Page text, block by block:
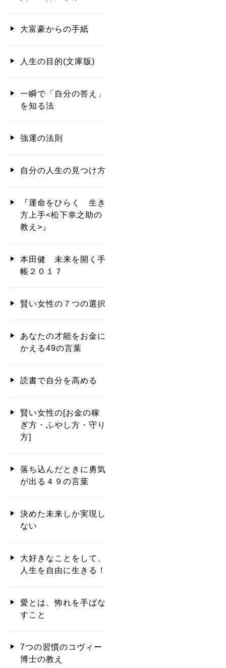
大富豪からの手紙
人生の目的(文庫版)
一瞬で「自分の答え」
を知る法
強運の法則
自分の人生の見つけ方
『運命をひらく 生き
方上手<松下幸之助の
教え>』
本田健 未来を開く手
帳２０１７
賢い女性の７つの選択
あなたの才能をお金に
かえる49の言葉
読書で自分を高める
賢い女性の[お金の稼
ぎ方・ふやし方・守り
方]
落ち込んだときに勇気
が出る４９の言葉
決めた未来しか実現し
ない
大好きなことをして、
人生を自由に生きる！
愛とは、怖れを手ばな
すこと
7つの習慣のコヴィー
博士の教え